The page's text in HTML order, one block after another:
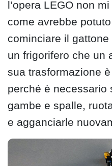
l’opera LEGO non
come avrebbe
cominciare il
un frigorifero che un
sua trasformazione
perché è necessario
gambe e spalle,
e agganciarle